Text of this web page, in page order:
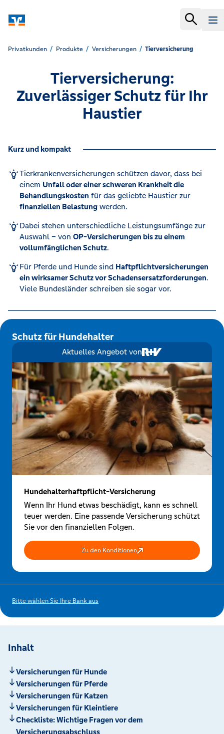
Privatkunden Produkte Versicherungen Tierversicherung
Tierversicherung:
Zuverlässiger Schutz für Ihr
Haustier
Kurz und kompakt
Tierkrankenversicherungen schützen davor, dass bei
einem Unfall oder einer schweren Krankheit die
Behandlungskosten für das geliebte Haustier zur
finanziellen Belastungwerden.
Dabei stehen unterschiedliche Leistungsumfänge zur
Auswahl – von OP-Versicherungen bis zu einem
vollumfänglichen Schutz.
Für Pferde und Hunde sind Haftpflichtversicherungen
ein wirksamer Schutz vor Schadensersatzforderungen.
Viele Bundesländer schreiben sie sogar vor.
Schutz für Hundehalter
Aktuelles Angebot von
Hundehalterhaftpflicht-Versicherung
Wenn Ihr Hund etwas beschädigt, kann es schnell
teuer werden. Eine passende Versicherung schützt
Sie vor den finanziellen Folgen.
Zu den Konditionen
Bitte wählen Sie Ihre Bank aus
Inhalt
Versicherungen für Hunde
Versicherungen für Pferde
Versicherungen für Katzen
Versicherungen für Kleintiere
Checkliste: Wichtige Fragen vor dem
Versicherungsabschluss